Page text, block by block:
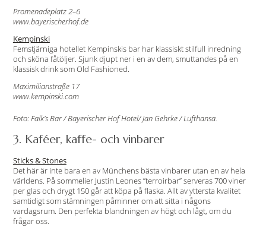
Promenadeplatz 2–6
www.bayerischerhof.de
Kempinski
Femstjärniga hotellet Kempinskis bar har klassiskt stilfull inredning
och sköna fåtöljer. Sjunk djupt ner i en av dem, smuttandes på en
klassisk drink som Old Fashioned.
Maximilianstraße 17
www.kempinski.com
Foto: Falk’s Bar / Bayerischer Hof Hotel/ Jan Gehrke / Lufthansa.
3. Kaféer, kaffe- och vinbarer
Sticks & Stones
Det här är inte bara en av Münchens bästa vinbarer utan en av hela
världens. På sommelier Justin Leones ”terroirbar” serveras 700 viner
per glas och drygt 150 går att köpa på flaska. Allt av yttersta kvalitet
samtidigt som stämningen påminner om att sitta i någons
vardagsrum. Den perfekta blandningen av högt och lågt, om du
frågar oss.